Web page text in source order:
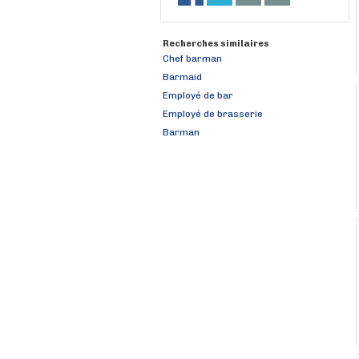
Recherches similaires
Chef barman
Barmaid
Employé de bar
Employé de brasserie
Barman